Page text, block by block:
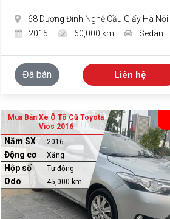
68 Dương Đình Nghệ Cầu Giấy Hà Nội
2015
60,000 km Sedan
Đã bán Liên hệ
Mua Bán Xe Ô Tô Cũ Toyota
Vios 2016
Năm SX 2016
Động cơ Xăng
Hộp số Tự động
Odo 45,000 km